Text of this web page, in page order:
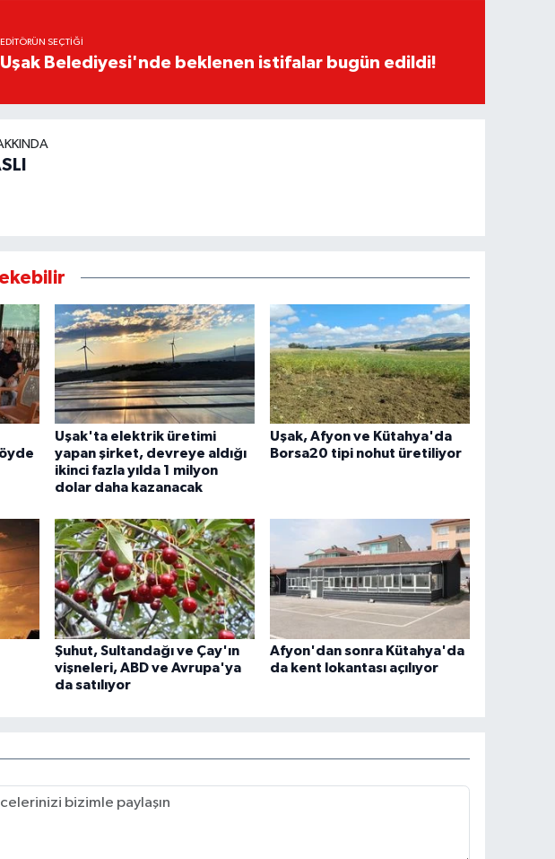
EDITÖRÜN SEÇTIĞI
Uşak Belediyesi'nde beklenen istifalar bugün edildi!
Uşak'ta elektrik üretimi
yapan şirket, devreye aldığı
ikinci fazla yılda 1 milyon
dolar daha kazanacak
Uşak, Afyon ve Kütahya'da
Borsa20 tipi nohut üretiliyor
Şuhut, Sultandağı ve Çay'ın
vişneleri, ABD ve Avrupa'ya
da satılıyor
Afyon'dan sonra Kütahya'da
da kent lokantası açılıyor